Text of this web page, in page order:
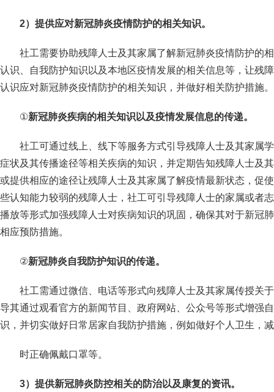
2）提供应对新冠肺炎疫情防护的相关知识。
社工需要协助残障人士及其家属了解新冠肺炎疫情防护的
认识、自我防护知识以及本地区疫情发展的相关信息等，让残
认识应对新冠肺炎疫情防护的相关知识，并做好相关防护措施。
①新冠肺炎疾病的相关知识以及疫情发展信息的传递。
社工可通过线上、线下等服务方式引导残障人士及其家属
症状及其传播途径等相关疾病的知识，并定期告知残障人士及
或提供相应的途径让残障人士及其家属了解疫情最新状态，促
些认知能力较弱的残障人士，社工可引导残障人士的家属或者
播放等形式加强残障人士对疾病知识的巩固，确保其对于新冠
相应预防措施。
②新冠肺炎自我防护知识的传递。
社工需通过微信、电话等形式向残障人士及其家属传授关
导其通过观看官方的新闻节目、政府网站、公众号等形式增强
识，并切实做好日常居家自我防护措施，例如做好个人卫生，
时正确佩戴口罩等。
3）提供新冠肺炎防控相关的防治以及康复的资讯。